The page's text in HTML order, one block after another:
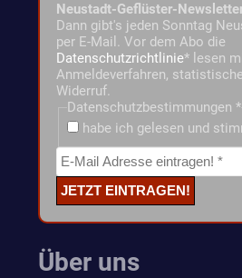
Neustadt-Geflüster-
Dann gibt's jeden Sonntag
per E-Mail. Vor dem Abo die
Datenschutzrichtlinie* lesen
Anmeldeverfahren,
Widerruf.
Datenschutzbestimmungen *
habe ich gelesen und
Über uns